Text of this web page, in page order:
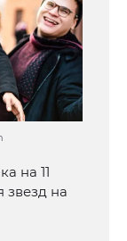
на 11
звезд на